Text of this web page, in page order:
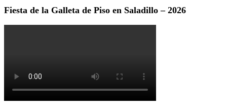
Fiesta de la Galleta de Piso en Saladillo – 2026